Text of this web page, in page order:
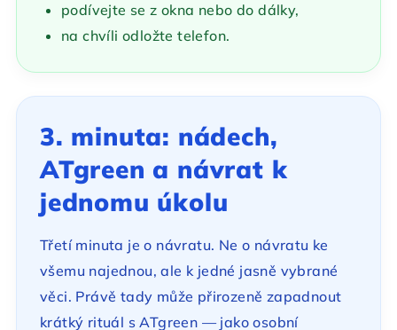
podívejte se z okna nebo do dálky,
na chvíli odložte telefon.
3. minuta: nádech,
ATgreen a návrat k
jednomu úkolu
Třetí minuta je o návratu. Ne o návratu ke
všemu najednou, ale k jedné jasně vybrané
věci. Právě tady může přirozeně zapadnout
krátký rituál s ATgreen — jako osobní